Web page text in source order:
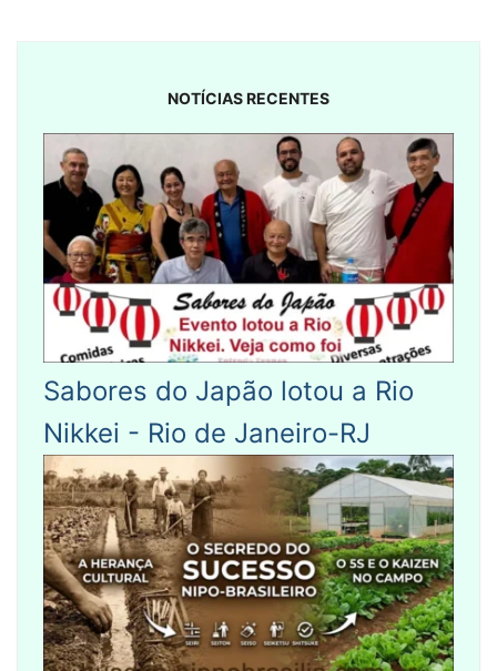
NOTÍCIAS RECENTES
Sabores do Japão lotou a Rio
Nikkei - Rio de Janeiro-RJ